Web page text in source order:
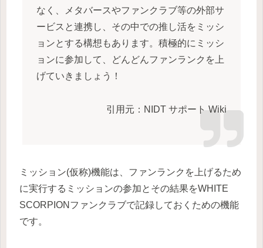
なく、メタバースやファンクラブ等の外部サ
ービスと連携し、その中での推し活をミッシ
ョンとする構想もあります。積極的にミッシ
ョンに参加して、どんどんファンランクを上
げていきましょう！
引用元：NIDT サポート Wiki
ミッション(仮称)機能は、ファンランクを上げるため
に実行するミッションの参加とその結果をWHITE
SCORPIONファンクラブで記録しておくための機能
です。